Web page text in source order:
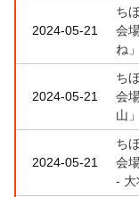
2024-05-21
ち
会
ね
2024-05-21
ち
会
山
2024-05-21
ち
会
-